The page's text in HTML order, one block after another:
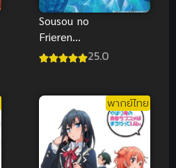
Sousou no
Frieren
Season 2 25.0
พากย์ไทย